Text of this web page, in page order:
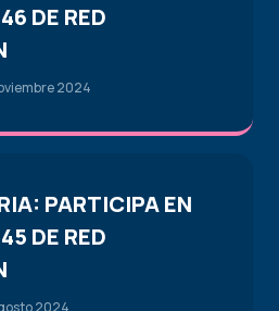
DE RED
2024
PARTICIPA EN
DE RED
2024